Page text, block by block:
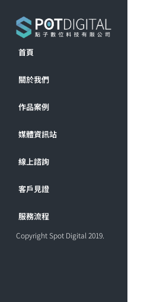
首頁
關於我們
作品案例
媒體資訊站
線上諮詢
客戶見證
服務流程
Copyright Spot Digital 2019.